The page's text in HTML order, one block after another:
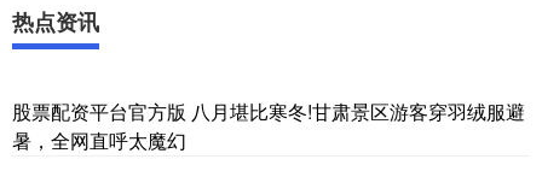
热点资讯
股票配资平台官方版 八月堪比寒冬!甘肃景区游客穿羽绒服避
暑，全网直呼太魔幻